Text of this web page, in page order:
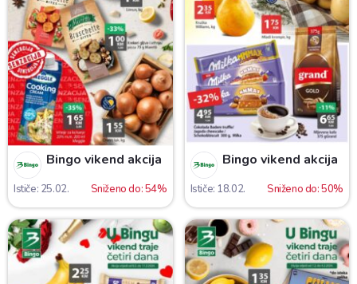
Bingo vikend akcija
Ističe: 25.02. Sniženo do: 54%
Bingo vikend akcija
Ističe: 18.02. Sniženo do: 50%